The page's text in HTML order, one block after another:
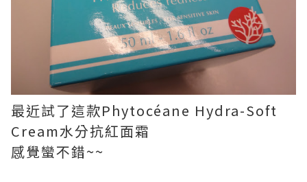
最近試了這款Phytocéane Hydra-Soft
Cream水分抗紅面霜
感覺蠻不錯~~